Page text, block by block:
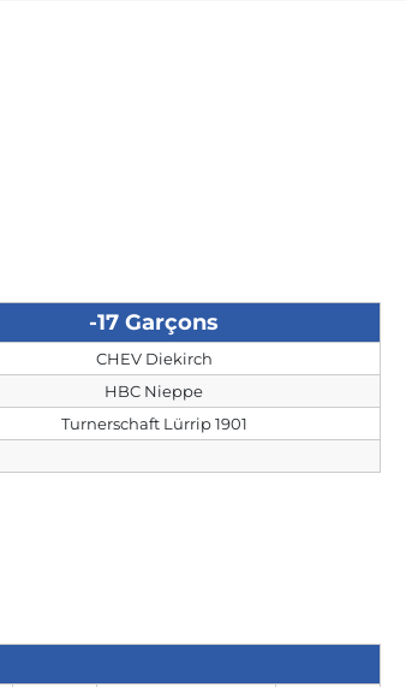
-17 Garçons
CHEV Diekirch
HBC Nieppe
Turnerschaft Lürrip 1901